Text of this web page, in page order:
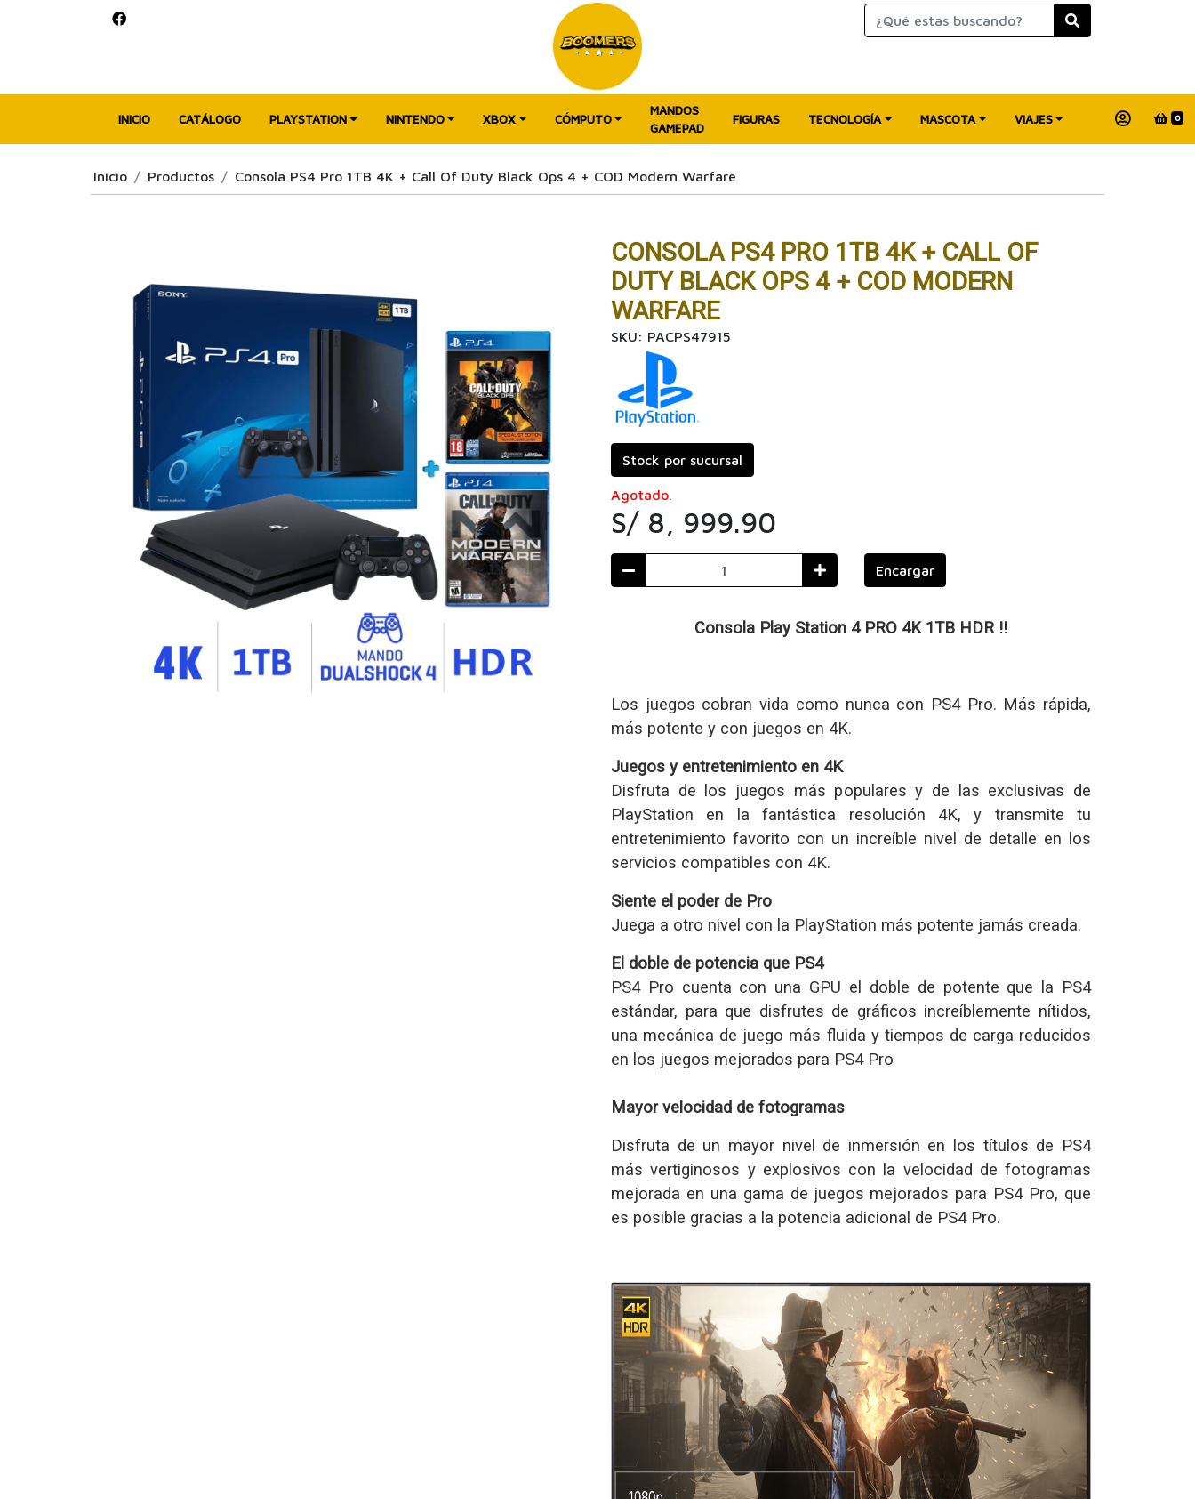
INICIO CATÁLOGO PLAYSTATION NINTENDO XBOX CÓMPUTO
MANDOS
GAMEPAD
FIGURAS TECNOLOGÍA MASCOTA VIAJES 0
Inicio Productos Consola PS4 Pro 1TB 4K + Call Of Duty Black Ops 4 + COD Modern Warfare
CONSOLA PS4 PRO 1TB 4K + CALL OF
DUTY BLACK OPS 4 + COD MODERN
WARFARE
SKU: PACPS47915
Stock por sucursal
Agotado.
S/ 8, 999.90
Encargar
Consola Play Station 4 PRO 4K 1TB HDR !!
Los juegos cobran vida como nunca con PS4 Pro. Más rápida,
más potente y con juegos en 4K.
Juegos y entretenimiento en 4K
Disfruta de los juegos más populares y de las exclusivas de
PlayStation en la fantástica resolución 4K, y transmite tu
entretenimiento favorito con un increíble nivel de detalle en los
servicios compatibles con 4K.
Siente el poder de Pro
Juega a otro nivel con la PlayStation más potente jamás creada.
El doble de potencia que PS4
PS4 Pro cuenta con una GPU el doble de potente que la PS4
estándar, para que disfrutes de gráficos increíblemente nítidos,
una mecánica de juego más fluida y tiempos de carga reducidos
en los juegos mejorados para PS4 Pro
Mayor velocidad de fotogramas
Disfruta de un mayor nivel de inmersión en los títulos de PS4
más vertiginosos y explosivos con la velocidad de fotogramas
mejorada en una gama de juegos mejorados para PS4 Pro, que
es posible gracias a la potencia adicional de PS4 Pro.